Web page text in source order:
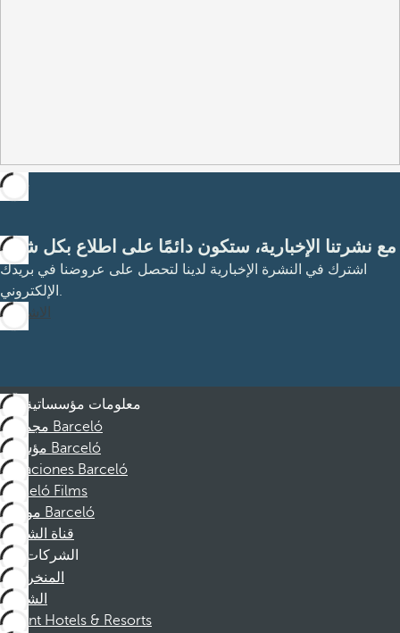
مع نشرتنا الإخبارية، ستكون دائمًا على اطلاع بكل شيء
اشترك في النشرة الإخبارية لدينا لتحصل على عروضنا في بريدك
الإلكتروني.
الاشتراك
معلومات مؤسساتية
مجموعة Barceló
مؤسسة Barceló
Vacaciones Barceló
Barceló Films
موظفو Barceló
قناة الشكوى
الشركات
المنخرطين
الشركاء
Dorint Hotels & Resorts